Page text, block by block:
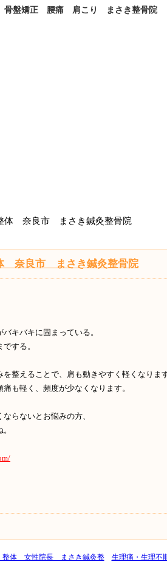
盤矯正 腰痛 肩こり まさき整骨院
奈良市 まさき鍼灸整骨院
奈良市 まさき鍼灸整骨院
キバキに固まっている。
する。
を整えることで、肩も動きやすく軽くなりま
も軽く、頻度が少なくなります。
らないとお悩みの方、
体 女性院長 まさき鍼灸整
生理痛・生理